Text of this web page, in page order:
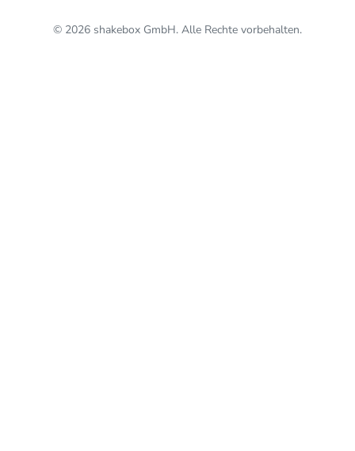
© 2026 shakebox GmbH. Alle Rechte vorbehalten.